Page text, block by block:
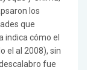
los
que
indica cómo el
el al 2008), sin
fue